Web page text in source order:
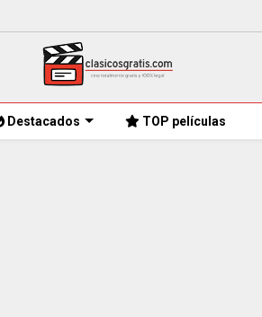
Destacados TOP películas